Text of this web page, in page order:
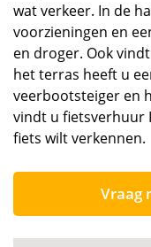
wat verkeer. In de
voorzieningen en
en droger. Ook
het terras heeft u
veerbootsteiger en
vindt u fietsverhuur
fiets wilt verkennen.
Vraag